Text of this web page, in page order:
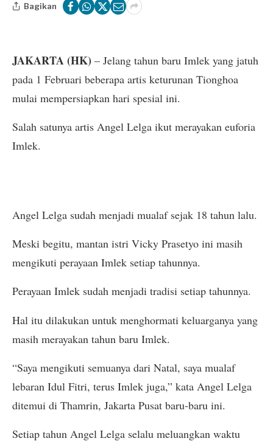
Bagikan
JAKARTA (HK) – Jelang tahun baru Imlek yang jatuh
pada 1 Februari beberapa artis keturunan Tionghoa
mulai mempersiapkan hari spesial ini.
Salah satunya artis Angel Lelga ikut merayakan euforia
Imlek.
Angel Lelga sudah menjadi mualaf sejak 18 tahun lalu.
Meski begitu, mantan istri Vicky Prasetyo ini masih
mengikuti perayaan Imlek setiap tahunnya.
Perayaan Imlek sudah menjadi tradisi setiap tahunnya.
Hal itu dilakukan untuk menghormati keluarganya yang
masih merayakan tahun baru Imlek.
“Saya mengikuti semuanya dari Natal, saya mualaf
lebaran Idul Fitri, terus Imlek juga,” kata Angel Lelga
ditemui di Thamrin, Jakarta Pusat baru-baru ini.
Setiap tahun Angel Lelga selalu meluangkan waktu